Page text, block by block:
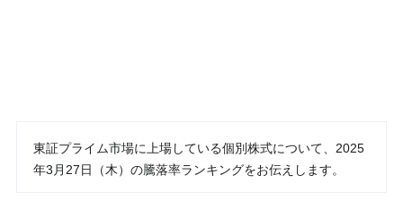
東証プライム市場に上場している個別株式について、2025
年3月27日（木）の騰落率ランキングをお伝えします。